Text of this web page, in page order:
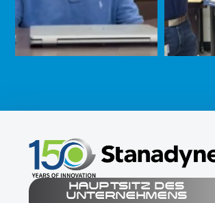
HAUPTSITZ DES
UNTERNEHMENS